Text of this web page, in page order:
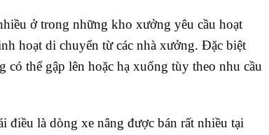
ở trong những kho xưởng yêu cầu hoạt
hoạt di chuyển từ các nhà xưởng. Đặc biệt
thể gập lên hoặc hạ xuống tùy theo nhu cầu
là dòng xe nâng được bán rất nhiều tại